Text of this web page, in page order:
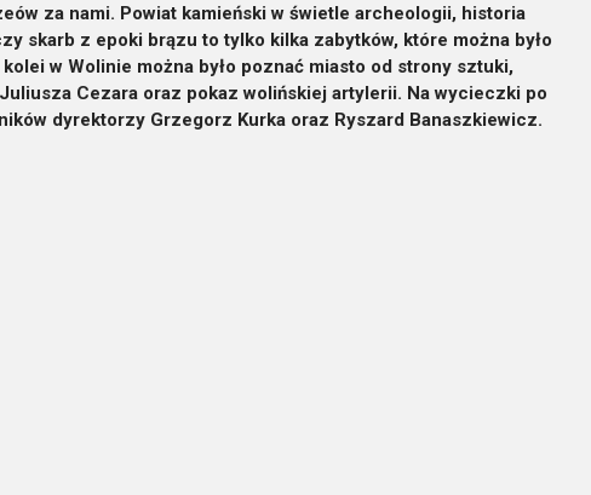
za nami. Powiat kamieński w świetle archeologii, historia
skarb z epoki brązu to tylko kilka zabytków, które można było
w Wolinie można było poznać miasto od strony sztuki,
Cezara oraz pokaz wolińskiej artylerii. Na wycieczki po
dyrektorzy Grzegorz Kurka oraz Ryszard Banaszkiewicz.